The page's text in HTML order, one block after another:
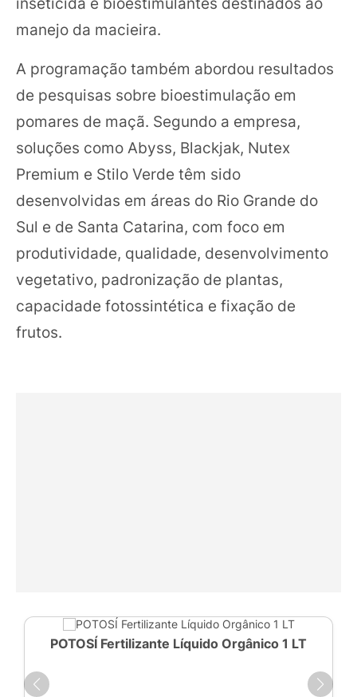
manejo da macieira.
A programação também abordou resultados
de pesquisas sobre bioestimulação em
pomares de maçã. Segundo a empresa,
soluções como Abyss, Blackjak, Nutex
Premium e Stilo Verde têm sido
desenvolvidas em áreas do Rio Grande do
Sul e de Santa Catarina, com foco em
produtividade, qualidade, desenvolvimento
vegetativo, padronização de plantas,
capacidade fotossintética e fixação de
frutos.
POTOSÍ Fertilizante Líquido Orgânico 1 LT